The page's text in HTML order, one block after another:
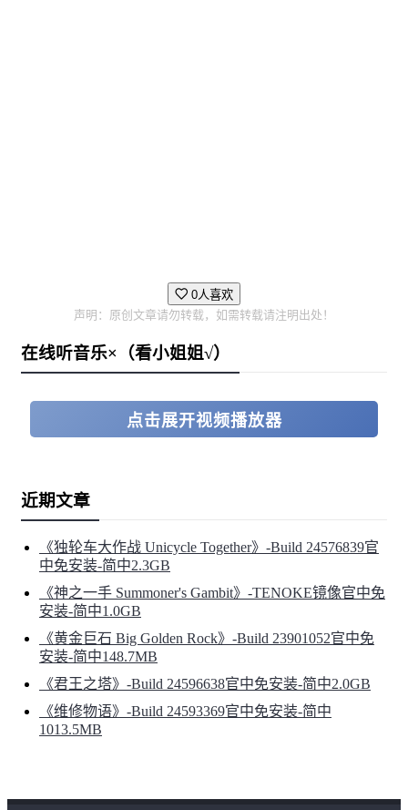
0人喜欢
声明：原创文章请勿转载，如需转载请注明出处！
在线听音乐×（看小姐姐√）
点击展开视频播放器
近期文章
《独轮车大作战 Unicycle Together》-Build 24576839官
中免安装-简中2.3GB
《神之一手 Summoner's Gambit》-TENOKE镜像官中免
安装-简中1.0GB
《黄金巨石 Big Golden Rock》-Build 23901052官中免
安装-简中148.7MB
《君王之塔》-Build 24596638官中免安装-简中2.0GB
《维修物语》-Build 24593369官中免安装-简中
1013.5MB